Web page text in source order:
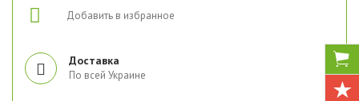
Добавить в избранное
Доставка
По всей Украине